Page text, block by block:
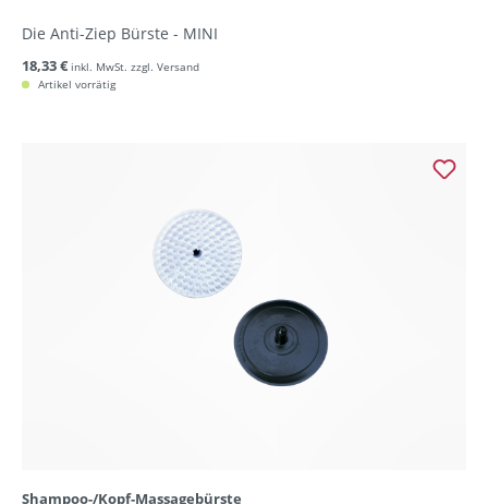
Die Anti-Ziep Bürste - MINI
18,33 € inkl. MwSt. zzgl. Versand
Artikel vorrätig
Shampoo-/Kopf-Massagebürste